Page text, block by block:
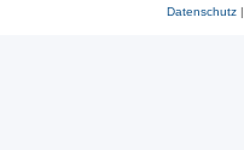
Datenschutz|